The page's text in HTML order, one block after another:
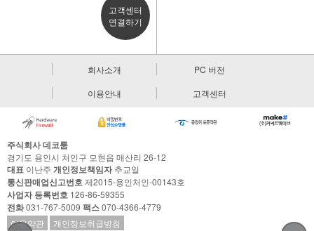
고객센터
연결하기
회사소개
PC 버전
이용안내
고객센터
주식회사 데코룸
경기도 용인시 처인구 모현읍 매산리 26-12
대표 이난주 개인정보책임자추교일
통신판매업신고번호 제2015-용인처인-00143호
사업자 등록번호 126-86-59355
전화031-767-5009 팩스070-4366-4779
이용약관
개인정보취급방침